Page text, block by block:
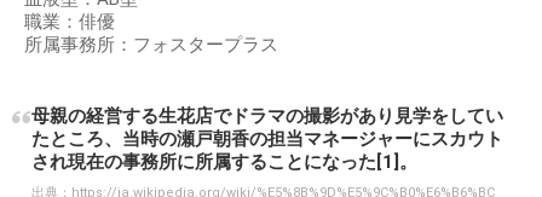
職業：俳優
所属事務所：フォスタープラス
母親の経営する生花店でドラマの撮影があり見学をしてい
たところ、当時の瀬戸朝香の担当マネージャーにスカウト
され現在の事務所に所属することになった[1]。
出典： https://ja.wikipedia.org/wiki/%E5%8B%9D%E5%9C%B0%E6%B6%BC